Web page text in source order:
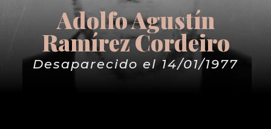
Adolfo Agustín
Ramírez Cordeiro
Desaparecido el 14/01/1977